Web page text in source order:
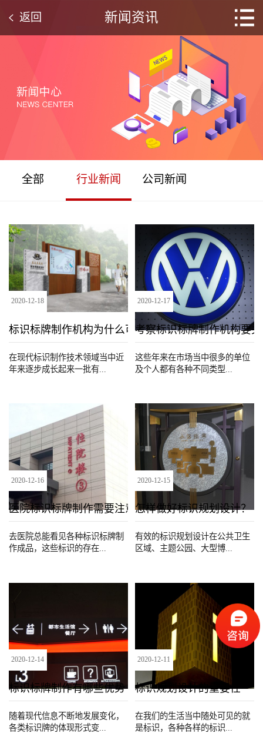
新闻资讯
返回
全部 行业新闻 公司新闻
2020-12-18
标识标牌制作机构为什么可靠
在现代标识制作技术领域当中近
年来逐步成长起来一批有...
2020-12-17
考察标识标牌制作机构要
这些年来在市场当中很多的单位
及个人都有各种不同类型...
2020-12-16
医院标识标牌制作需要注意哪些问题
去医院总能看见各种标识标牌制
作成品，这些标识的存在...
2020-12-15
怎样做好标识规划设计？
有效的标识规划设计在公共卫生
区域、主题公园、大型博...
2020-12-14
标识标牌制作有哪些优势
随着现代信息不断地发展变化，
各类标识牌的体现形式变...
2020-12-11
标识规划设计的重要性
在我们的生活当中随处可见的就
是标识，各种各样的标识...